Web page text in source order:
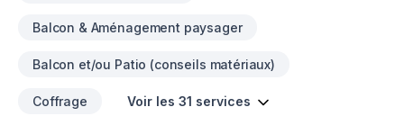
Balcon & Aménagement paysager
Balcon et/ou Patio (conseils matériaux)
Coffrage Voir les 31 services